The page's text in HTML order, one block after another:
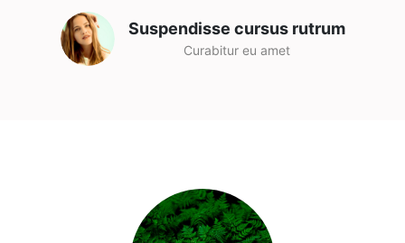
Suspendisse cursus rutrum
Curabitur eu amet